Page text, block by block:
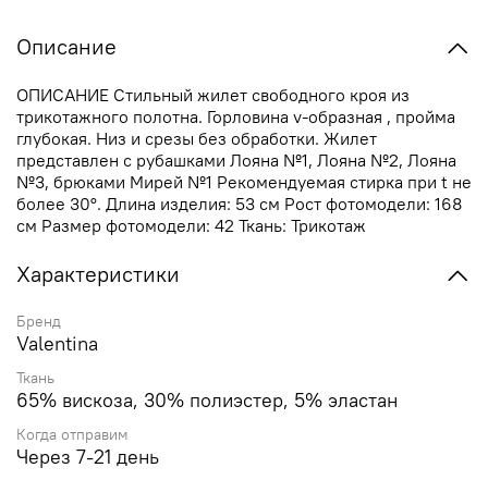
Описание
ОПИСАНИЕ Стильный жилет свободного кроя из
трикотажного полотна. Горловина v-образная , пройма
глубокая. Низ и срезы без обработки. Жилет
представлен с рубашками Лояна №1, Лояна №2, Лояна
№3, брюками Мирей №1 Рекомендуемая стирка при t не
более 30°. Длина изделия: 53 см Рост фотомодели: 168
см Размер фотомодели: 42 Ткань: Трикотаж
Характеристики
Бренд
Valentina
Ткань
65% вискоза, 30% полиэстер, 5% эластан
Когда отправим
Через 7-21 день